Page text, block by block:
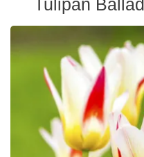
Tulipán